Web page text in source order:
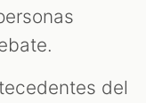
del